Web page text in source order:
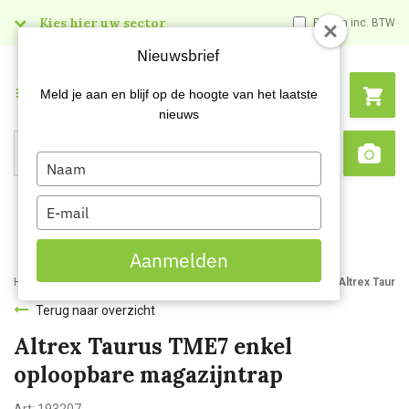
Kies hier uw sector Prijzen inc. BTW
Search
Menu
Home Webshop Schoonmaakartikelen Ladders en trappen Altrex
Terug naar overzicht
Altrex Taurus TME7 enkel
oploopbare magazijntrap
Nieuwsbrief
Meld je aan en blijf op de hoogte van het laatste
nieuws
Type
your
name
Type
your
email
Aanmelden